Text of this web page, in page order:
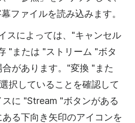
ファイルを読み込みます。
スによっては、"キャンセル
"または "ストリーム "ボタ
があります。"変換 "また
択していることを確認して
スに "Stream "ボタンがある
る下向き矢印のアイコンを